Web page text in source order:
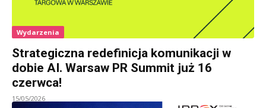
Wydarzenia
Strategiczna redefinicja komunikacji w
dobie AI. Warsaw PR Summit już 16
czerwca!
15/05/2026